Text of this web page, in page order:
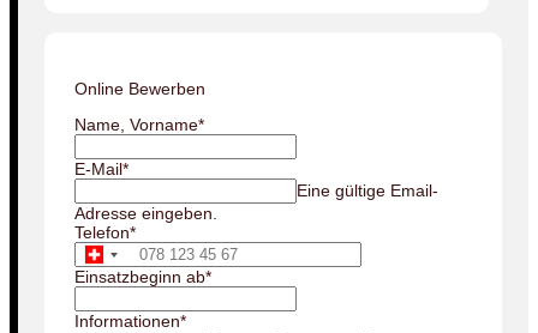
Online Bewerben
Name, Vorname*
E-Mail*
Eine gültige Email-
Adresse eingeben.
Telefon*
Einsatzbeginn ab*
Informationen*